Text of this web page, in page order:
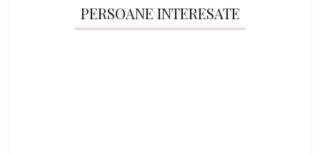
PERSOANE INTERESATE